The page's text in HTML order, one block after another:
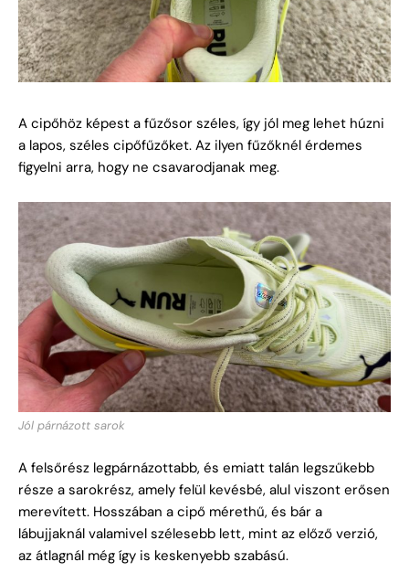
A cipőhöz képest a fűzősor széles, így jól meg lehet húzni
a lapos, széles cipőfűzőket. Az ilyen fűzőknél érdemes
figyelni arra, hogy ne csavarodjanak meg.
Jól párnázott sarok
A felsőrész legpárnázottabb, és emiatt talán legszűkebb
része a sarokrész, amely felül kevésbé, alul viszont erősen
merevített. Hosszában a cipő mérethű, és bár a
lábujjaknál valamivel szélesebb lett, mint az előző verzió,
az átlagnál még így is keskenyebb szabású.